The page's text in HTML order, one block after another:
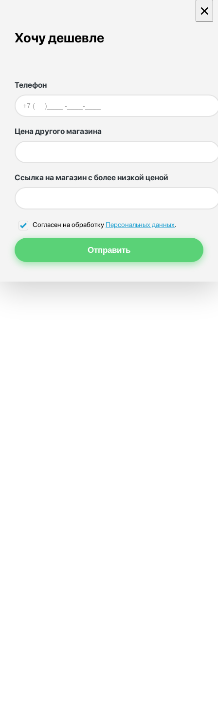
Хочу дешевле
×
Телефон
Цена другого магазина
Ссылка на магазин с более низкой ценой
Согласен на обработку Персональных данных.
Отправить